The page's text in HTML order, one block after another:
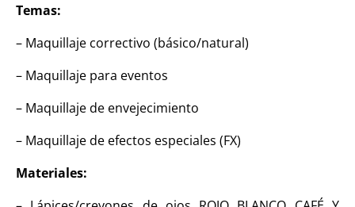
Temas:
– Maquillaje correctivo (básico/natural)
– Maquillaje para eventos
– Maquillaje de envejecimiento
– Maquillaje de efectos especiales (FX)
Materiales: